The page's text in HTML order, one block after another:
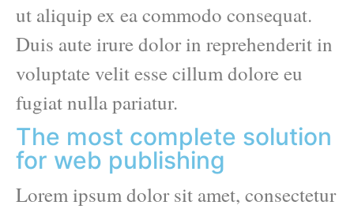
ut aliquip ex ea commodo consequat.
Duis aute irure dolor in reprehenderit in
voluptate velit esse cillum dolore eu
fugiat nulla pariatur.
The most complete solution
for web publishing
Lorem ipsum dolor sit amet, consectetur